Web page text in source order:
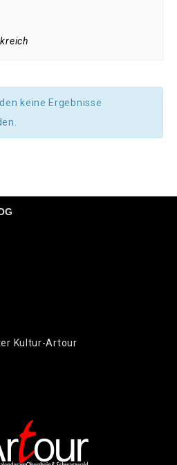
keine Ergebnisse
Kultur-Artour